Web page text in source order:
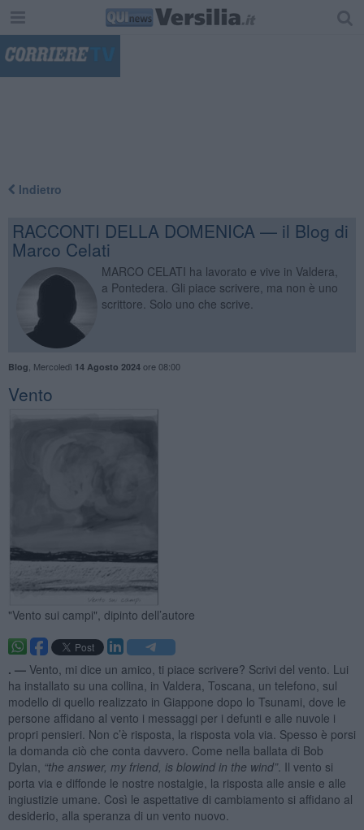
Indietro
RACCONTI DELLA DOMENICA — il Blog di
Marco Celati
MARCO CELATI ha lavorato e vive in Valdera,
a Pontedera. Gli piace scrivere, ma non è uno
scrittore. Solo uno che scrive.
Blog Mercoledì 14 Agosto 2024ore 08:00
Vento
"Vento sui campi", dipinto dell’autore
. — Vento, mi dice un amico, ti piace scrivere? Scrivi del vento. Lui
ha installato su una collina, in Valdera, Toscana, un telefono, sul
modello di quello realizzato in Giappone dopo lo Tsunami, dove le
persone affidano al vento i messaggi per i defunti e alle nuvole i
propri pensieri. Non c’è risposta, la risposta vola via. Spesso è porsi
la domanda ciò che conta davvero. Come nella ballata di Bob
Dylan, “the answer, my friend, is blowind in the wind”. Il vento si
porta via e diffonde le nostre nostalgie, la risposta alle ansie e alle
ingiustizie umane. Così le aspettative di cambiamento si affidano al
desiderio, alla speranza di un vento nuovo.